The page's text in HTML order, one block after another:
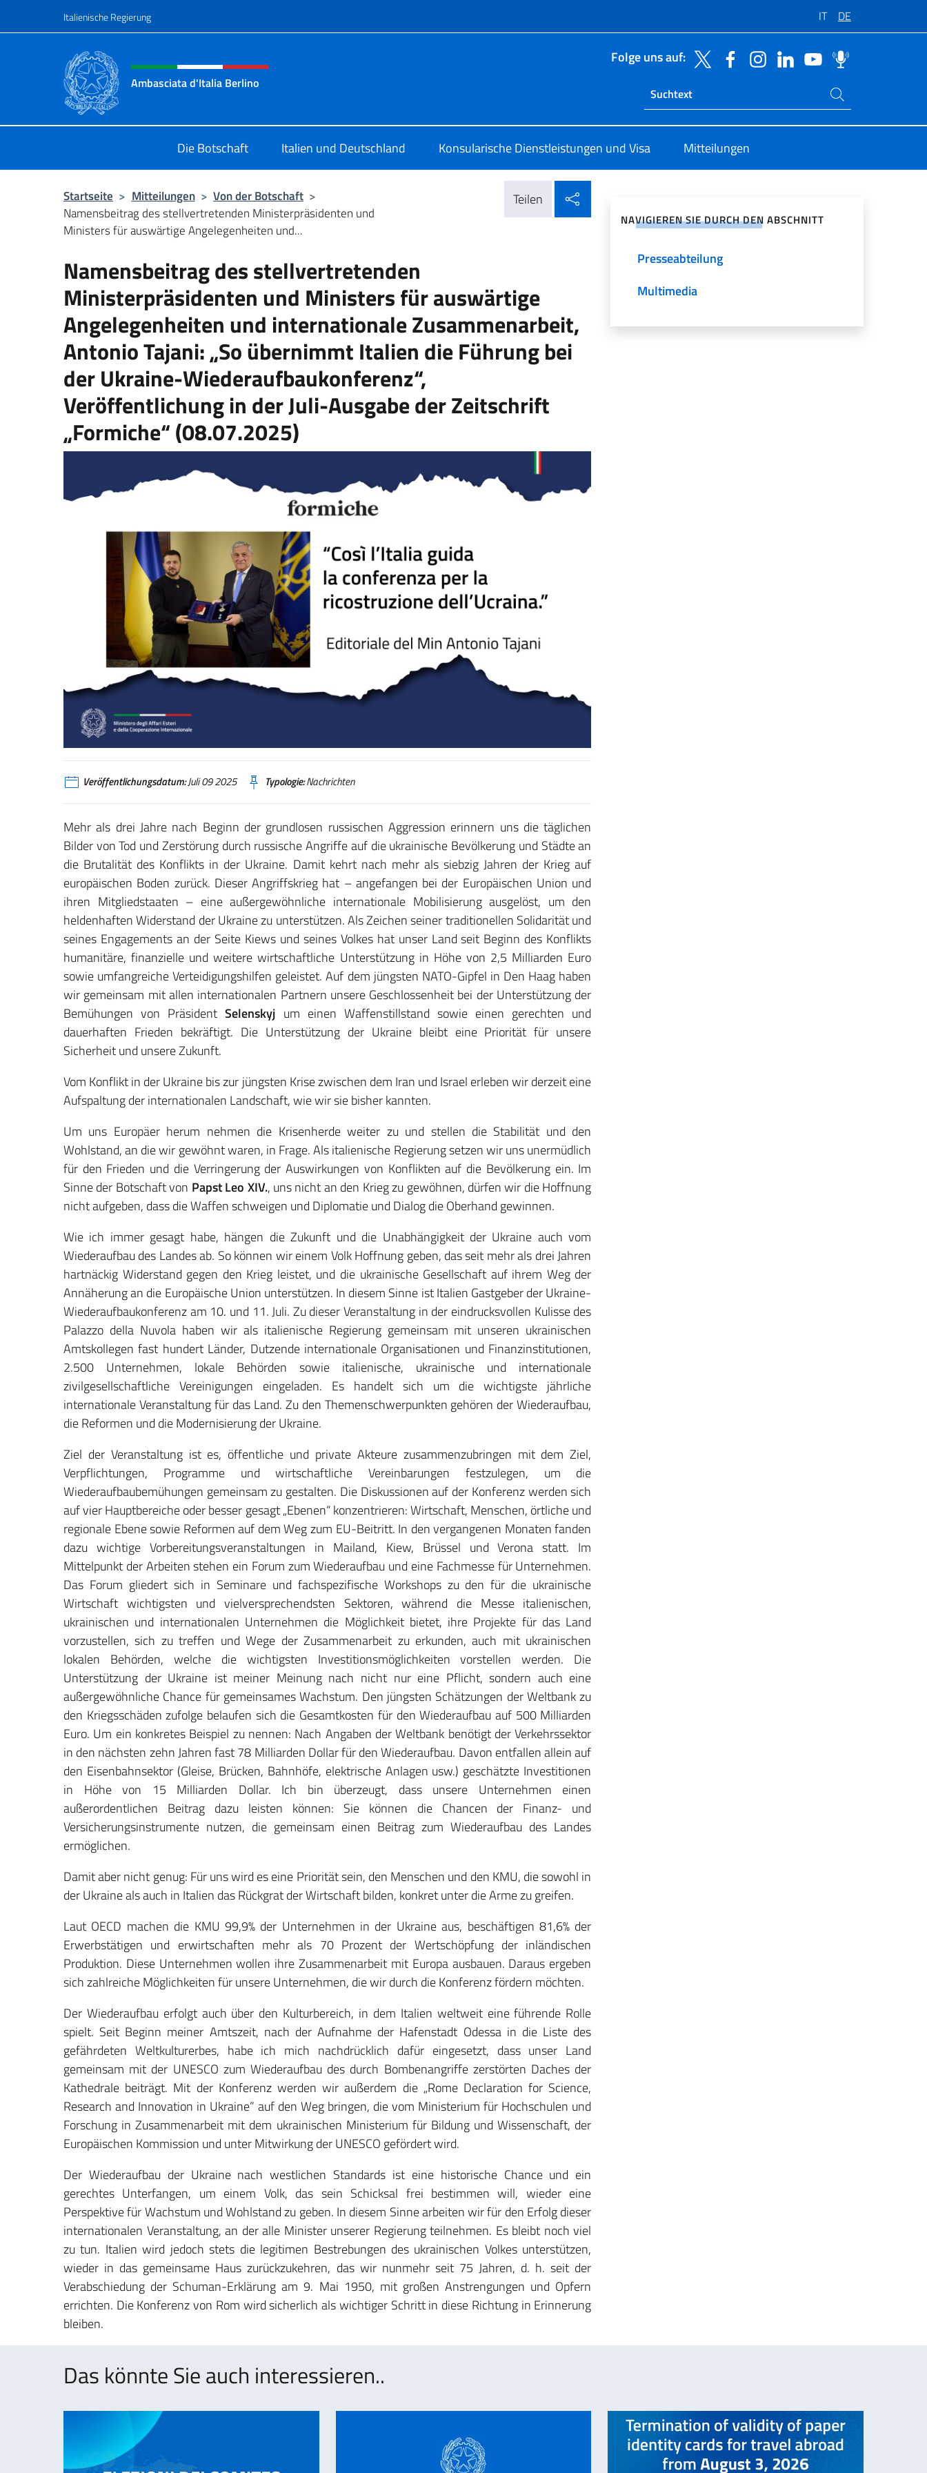
Italienische Regierung IT DE
Header-Site, Social und Menü
Ambasciata d'Italia Berlino
Folge uns auf:
Ricerca sito live
Suchen Sie auf der Website
Die Botschaft Italien und Deutschland Konsularische Dienstleistungen und Visa Mitteilungen
Startseite > Mitteilungen > Von der Botschaft >
Namensbeitrag des stellvertretenden Ministerpräsidenten und
Ministers für auswärtige Angelegenheiten und...
Teilen
Namensbeitrag des stellvertretenden
Ministerpräsidenten und Ministers für auswärtige
Angelegenheiten und internationale Zusammenarbeit,
Antonio Tajani: „So übernimmt Italien die Führung bei
der Ukraine-Wiederaufbaukonferenz“,
Veröffentlichung in der Juli-Ausgabe der Zeitschrift
„Formiche“ (08.07.2025)
Veröffentlichungsdatum:Juli 09 2025 Typologie:Nachrichten
Mehr als drei Jahre nach Beginn der grundlosen russischen Aggression erinnern uns die täglichen
Bilder von Tod und Zerstörung durch russische Angriffe auf die ukrainische Bevölkerung und Städte an
die Brutalität des Konflikts in der Ukraine. Damit kehrt nach mehr als siebzig Jahren der Krieg auf
europäischen Boden zurück. Dieser Angriffskrieg hat – angefangen bei der Europäischen Union und
ihren Mitgliedstaaten – eine außergewöhnliche internationale Mobilisierung ausgelöst, um den
heldenhaften Widerstand der Ukraine zu unterstützen. Als Zeichen seiner traditionellen Solidarität und
seines Engagements an der Seite Kiews und seines Volkes hat unser Land seit Beginn des Konflikts
humanitäre, finanzielle und weitere wirtschaftliche Unterstützung in Höhe von 2,5 Milliarden Euro
sowie umfangreiche Verteidigungshilfen geleistet. Auf dem jüngsten NATO-Gipfel in Den Haag haben
wir gemeinsam mit allen internationalen Partnern unsere Geschlossenheit bei der Unterstützung der
Bemühungen von PräsidentSelenskyj um einen Waffenstillstand sowie einen gerechten und
dauerhaften Frieden bekräftigt. Die Unterstützung der Ukraine bleibt eine Priorität für unsere
Sicherheit und unsere Zukunft.
Vom Konflikt in der Ukraine bis zur jüngsten Krise zwischen dem Iran und Israel erleben wir derzeit eine
Aufspaltung der internationalen Landschaft, wie wir sie bisher kannten.
Um uns Europäer herum nehmen die Krisenherde weiter zu und stellen die Stabilität und den
Wohlstand, an die wir gewöhnt waren, in Frage. Als italienische Regierung setzen wir uns unermüdlich
für den Frieden und die Verringerung der Auswirkungen von Konflikten auf die Bevölkerung ein. Im
Sinne der Botschaft von Papst Leo XIV., uns nicht an den Krieg zu gewöhnen, dürfen wir die Hoffnung
nicht aufgeben, dass die Waffen schweigen und Diplomatie und Dialog die Oberhand gewinnen.
Wie ich immer gesagt habe, hängen die Zukunft und die Unabhängigkeit der Ukraine auch vom
Wiederaufbau des Landes ab. So können wir einem Volk Hoffnung geben, das seit mehr als drei Jahren
hartnäckig Widerstand gegen den Krieg leistet, und die ukrainische Gesellschaft auf ihrem Weg der
Annäherung an die Europäische Union unterstützen. In diesem Sinne ist Italien Gastgeber der Ukraine-
Wiederaufbaukonferenz am 10. und 11. Juli. Zu dieser Veranstaltung in der eindrucksvollen Kulisse des
Palazzo della Nuvola haben wir als italienische Regierung gemeinsam mit unseren ukrainischen
Amtskollegen fast hundert Länder, Dutzende internationale Organisationen und Finanzinstitutionen,
2.500 Unternehmen, lokale Behörden sowie italienische, ukrainische und internationale
zivilgesellschaftliche Vereinigungen eingeladen. Es handelt sich um die wichtigste jährliche
internationale Veranstaltung für das Land. Zu den Themenschwerpunkten gehören der Wiederaufbau,
die Reformen und die Modernisierung der Ukraine.
Ziel der Veranstaltung ist es, öffentliche und private Akteure zusammenzubringen mit dem Ziel,
Verpflichtungen, Programme und wirtschaftliche Vereinbarungen festzulegen, um die
Wiederaufbaubemühungen gemeinsam zu gestalten. Die Diskussionen auf der Konferenz werden sich
auf vier Hauptbereiche oder besser gesagt „Ebenen“ konzentrieren: Wirtschaft, Menschen, örtliche und
regionale Ebene sowie Reformen auf dem Weg zum EU-Beitritt. In den vergangenen Monaten fanden
dazu wichtige Vorbereitungsveranstaltungen in Mailand, Kiew, Brüssel und Verona statt. Im
Mittelpunkt der Arbeiten stehen ein Forum zum Wiederaufbau und eine Fachmesse für Unternehmen.
Das Forum gliedert sich in Seminare und fachspezifische Workshops zu den für die ukrainische
Wirtschaft wichtigsten und vielversprechendsten Sektoren, während die Messe italienischen,
ukrainischen und internationalen Unternehmen die Möglichkeit bietet, ihre Projekte für das Land
vorzustellen, sich zu treffen und Wege der Zusammenarbeit zu erkunden, auch mit ukrainischen
lokalen Behörden, welche die wichtigsten Investitionsmöglichkeiten vorstellen werden. Die
Unterstützung der Ukraine ist meiner Meinung nach nicht nur eine Pflicht, sondern auch eine
außergewöhnliche Chance für gemeinsames Wachstum. Den jüngsten Schätzungen der Weltbank zu
den Kriegsschäden zufolge belaufen sich die Gesamtkosten für den Wiederaufbau auf 500 Milliarden
Euro. Um ein konkretes Beispiel zu nennen: Nach Angaben der Weltbank benötigt der Verkehrssektor
in den nächsten zehn Jahren fast 78 Milliarden Dollar für den Wiederaufbau. Davon entfallen allein auf
den Eisenbahnsektor (Gleise, Brücken, Bahnhöfe, elektrische Anlagen usw.) geschätzte Investitionen
in Höhe von 15 Milliarden Dollar. Ich bin überzeugt, dass unsere Unternehmen einen
außerordentlichen Beitrag dazu leisten können: Sie können die Chancen der Finanz- und
Versicherungsinstrumente nutzen, die gemeinsam einen Beitrag zum Wiederaufbau des Landes
ermöglichen.
Damit aber nicht genug: Für uns wird es eine Priorität sein, den Menschen und den KMU, die sowohl in
der Ukraine als auch in Italien das Rückgrat der Wirtschaft bilden, konkret unter die Arme zu greifen.
Laut OECD machen die KMU 99,9% der Unternehmen in der Ukraine aus, beschäftigen 81,6% der
Erwerbstätigen und erwirtschaften mehr als 70 Prozent der Wertschöpfung der inländischen
Produktion. Diese Unternehmen wollen ihre Zusammenarbeit mit Europa ausbauen. Daraus ergeben
sich zahlreiche Möglichkeiten für unsere Unternehmen, die wir durch die Konferenz fördern möchten.
Der Wiederaufbau erfolgt auch über den Kulturbereich, in dem Italien weltweit eine führende Rolle
spielt. Seit Beginn meiner Amtszeit, nach der Aufnahme der Hafenstadt Odessa in die Liste des
gefährdeten Weltkulturerbes, habe ich mich nachdrücklich dafür eingesetzt, dass unser Land
gemeinsam mit der UNESCO zum Wiederaufbau des durch Bombenangriffe zerstörten Daches der
Kathedrale beiträgt. Mit der Konferenz werden wir außerdem die „Rome Declaration for Science,
Research and Innovation in Ukraine” auf den Weg bringen, die vom Ministerium für Hochschulen und
Forschung in Zusammenarbeit mit dem ukrainischen Ministerium für Bildung und Wissenschaft, der
Europäischen Kommission und unter Mitwirkung der UNESCO gefördert wird.
Der Wiederaufbau der Ukraine nach westlichen Standards ist eine historische Chance und ein
gerechtes Unterfangen, um einem Volk, das sein Schicksal frei bestimmen will, wieder eine
Perspektive für Wachstum und Wohlstand zu geben. In diesem Sinne arbeiten wir für den Erfolg dieser
internationalen Veranstaltung, an der alle Minister unserer Regierung teilnehmen. Es bleibt noch viel
zu tun. Italien wird jedoch stets die legitimen Bestrebungen des ukrainischen Volkes unterstützen,
wieder in das gemeinsame Haus zurückzukehren, das wir nunmehr seit 75 Jahren, d. h. seit der
Verabschiedung der Schuman-Erklärung am 9. Mai 1950, mit großen Anstrengungen und Opfern
errichten. Die Konferenz von Rom wird sicherlich als wichtiger Schritt in diese Richtung in Erinnerung
bleiben.
NAVIGIEREN SIE DURCH DEN ABSCHNITT
Presseabteilung
Multimedia
Das könnte Sie auch interessieren..